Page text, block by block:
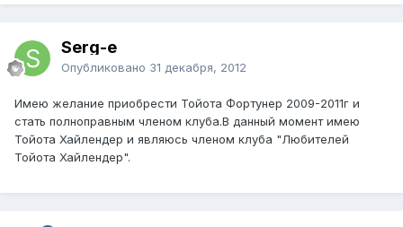
Serg-e
Опубликовано 31 декабря, 2012
Имею желание приобрести Тойота Фортунер 2009-2011г и
стать полноправным членом клуба.В данный момент имею
Тойота Хайлендер и являюсь членом клуба "Любителей
Тойота Хайлендер".